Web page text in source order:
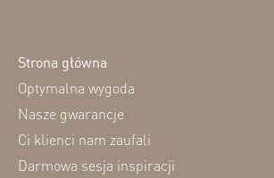
Strona główna
Optymalna wygoda
Nasze gwarancje
Ci klienci nam zaufali
Darmowa sesja inspiracji